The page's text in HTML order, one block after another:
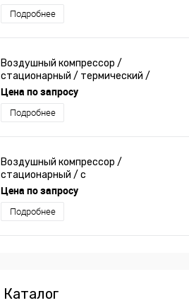
Подробнее
Воздушный компрессор /
стационарный / термический /
переменная производительность
Цена по запросу
Подробнее
Воздушный компрессор /
стационарный / с
электродвигателем / поршневый
Цена по запросу
Подробнее
Каталог